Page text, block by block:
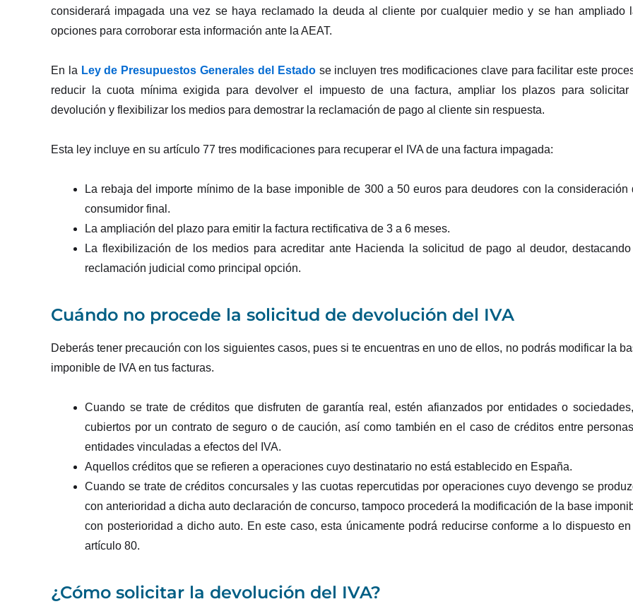
considerará impagada una vez se haya reclamado la deuda al cliente por cualquier medio y se han ampliado
opciones para corroborar esta información ante la AEAT.
En la Ley de Presupuestos Generales del Estadose incluyen tres modificaciones clave para facilitar este
reducir la cuota mínima exigida para devolver el impuesto de una factura, ampliar los plazos para solicitar
devolución y flexibilizar los medios para demostrar la reclamación de pago al cliente sin respuesta.
Esta ley incluye en su artículo 77 tres modificaciones para recuperar el IVA de una factura impagada:
La rebaja del importe mínimo de la base imponible de 300 a 50 euros para deudores con la consideración
consumidor final.
La ampliación del plazo para emitir la factura rectificativa de 3 a 6 meses.
La flexibilización de los medios para acreditar ante Hacienda la solicitud de pago al deudor,
reclamación judicial como principal opción.
Cuándo no procede la solicitud de devolución del IVA
Deberás tener precaución con los siguientes casos, pues si te encuentras en uno de ellos, no podrás modificar la
imponible de IVA en tus facturas.
Cuando se trate de créditos que disfruten de garantía real, estén afianzados por entidades o
cubiertos por un contrato de seguro o de caución, así como también en el caso de créditos entre
entidades vinculadas a efectos del IVA.
Aquellos créditos que se refieren a operaciones cuyo destinatario no está establecido en España.
Cuando se trate de créditos concursales y las cuotas repercutidas por operaciones cuyo devengo se
con anterioridad a dicha auto declaración de concurso, tampoco procederá la modificación de la base
con posterioridad a dicho auto. En este caso, esta únicamente podrá reducirse conforme a lo dispuesto en
artículo 80.
¿Cómo solicitar la devolución del IVA?